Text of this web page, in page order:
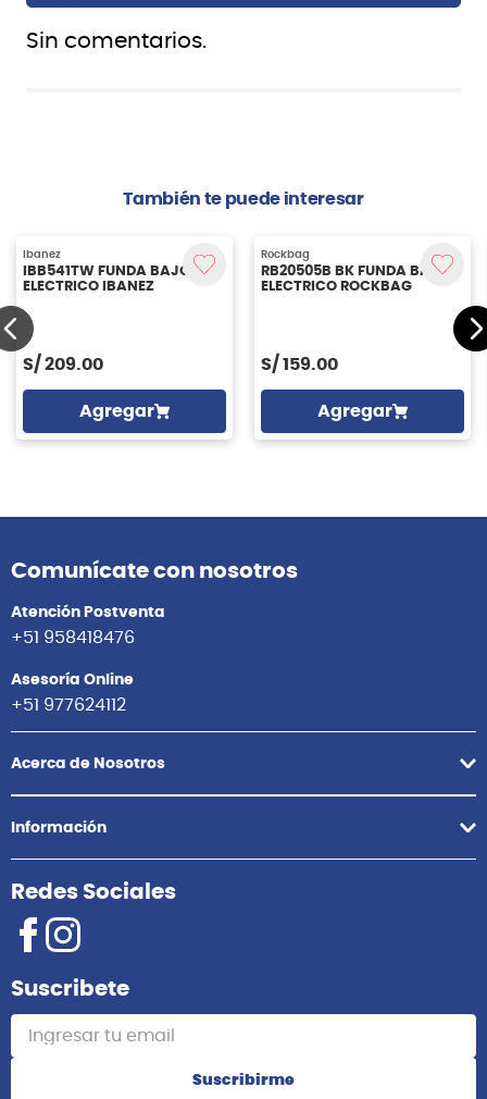
Sin comentarios.
También te puede interesar
Ibanez
IBB541TW FUNDA BAJO
ELECTRICO IBANEZ
Rockbag
RB20505B BK FUNDA BAJO
ELECTRICO ROCKBAG
S/ 159.00
Agregar
Comunícate con nosotros
Atención Postventa
+51 958418476
Asesoría Online
+51 977624112
Acerca de Nosotros
Información
Redes Sociales